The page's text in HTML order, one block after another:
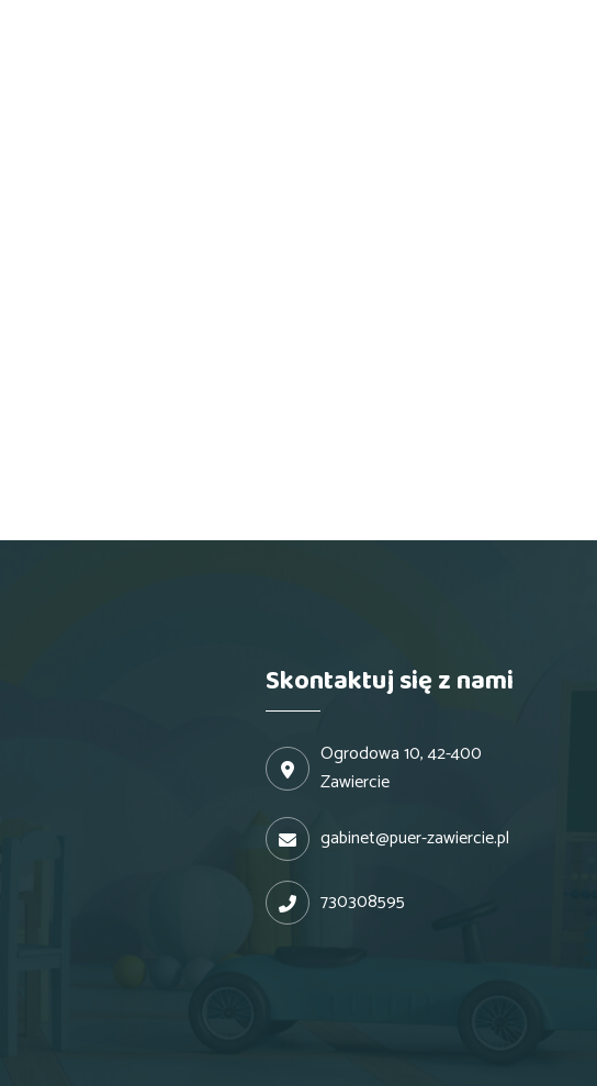
Skontaktuj się z nami
Ogrodowa 10, 42-400
Zawiercie
gabinet@puer-zawiercie.pl
730308595